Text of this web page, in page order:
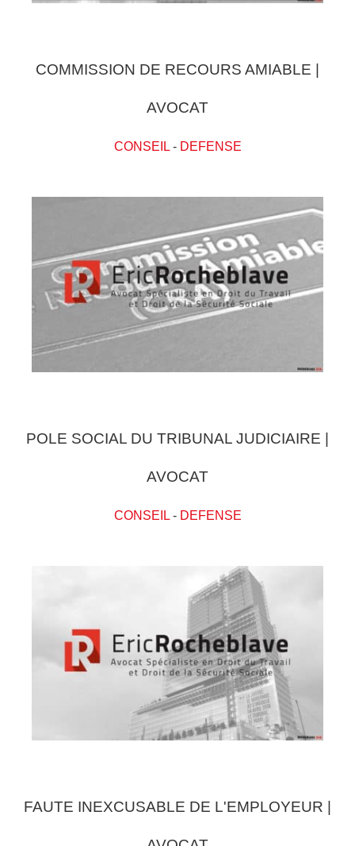
COMMISSION DE RECOURS AMIABLE |
AVOCAT
CONSEIL- DEFENSE
POLE SOCIAL DU TRIBUNAL JUDICIAIRE |
AVOCAT
CONSEIL- DEFENSE
FAUTE INEXCUSABLE DE L'EMPLOYEUR |